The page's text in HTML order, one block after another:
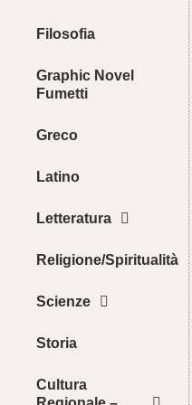
Filosofia
Graphic Novel
Fumetti
Greco
Latino
Letteratura
Religione/Spiritualità
Scienze
Storia
Cultura